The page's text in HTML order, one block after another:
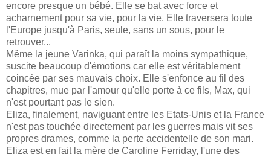
encore presque un bébé. Elle se bat avec force et
acharnement pour sa vie, pour la vie. Elle traversera toute
l'Europe jusqu'à Paris, seule, sans un sous, pour le
retrouver...
Même la jeune Varinka, qui paraît la moins sympathique,
suscite beaucoup d'émotions car elle est véritablement
coincée par ses mauvais choix. Elle s'enfonce au fil des
chapitres, mue par l'amour qu'elle porte à ce fils, Max, qui
n'est pourtant pas le sien.
Eliza, finalement, naviguant entre les Etats-Unis et la France
n'est pas touchée directement par les guerres mais vit ses
propres drames, comme la perte accidentelle de son mari.
Eliza est en fait la mère de Caroline Ferriday, l'une des